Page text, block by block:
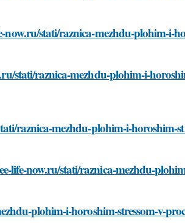
stati/raznica-mezhdu-plohim-i-
stati/raznica-mezhdu-plohim-i-
raznica-mezhdu-plohim-i-horoshim-
life-now.ru/stati/raznica-mezhdu-
plohim-i-horoshim-stressom-v-